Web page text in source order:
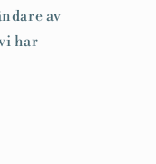
av
har